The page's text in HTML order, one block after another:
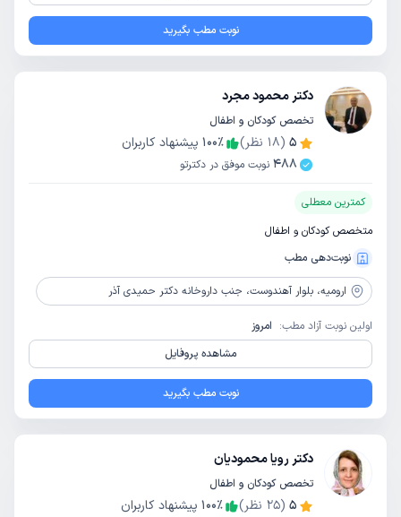
نوبت مطب بگیرید
دکتر محمود مجرد
تخصص کودکان و اطفال
5
(
18 نظر) 100٪
پیشنهاد کاربران
488 نوبت موفق در دکترتو
کمترین معطلی
متخصص کودکان و اطفال
نوبت‌دهی مطب
ارومیه، بلوار آهندوست، جنب داروخانه دکتر حمیدی آذر
اولین نوبت آزاد مطب: امروز
مشاهده پروفایل
نوبت مطب بگیرید
دکتر رویا محمودیان
تخصص کودکان و اطفال
5
(
25 نظر) 100٪
پیشنهاد کاربران